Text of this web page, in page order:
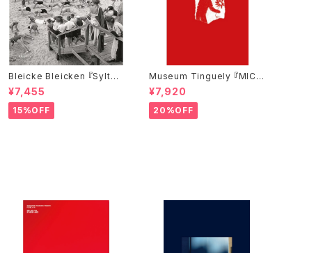
Bleicke Bleicken 『Sylt—
Meine Insel』
¥7,455
15%OFF
Museum Tinguely 『MICH
AEL LANDY: OUT OF ORD
ER』
¥7,920
20%OFF